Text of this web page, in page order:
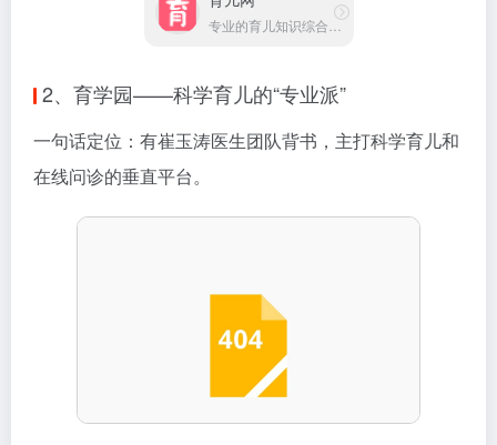
专业的育儿知识综合服务平台
2、育学园——科学育儿的“专业派”
一句话定位：有崔玉涛医生团队背书，主打科学育儿和
在线问诊的垂直平台。